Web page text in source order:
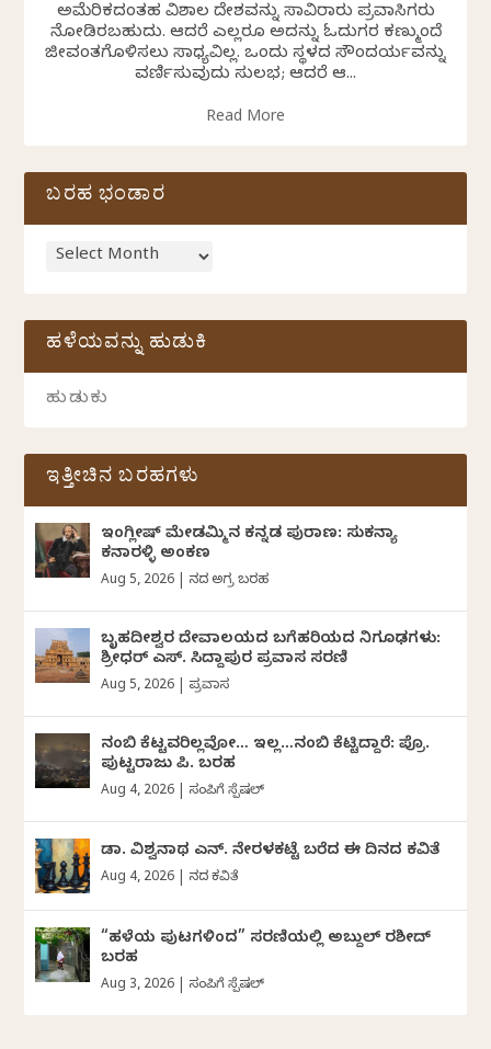
ಅಮೆರಿಕದಂತಹ ವಿಶಾಲ ದೇಶವನ್ನು ಸಾವಿರಾರು ಪ್ರವಾಸಿಗರು
ನೋಡಿರಬಹುದು. ಆದರೆ ಎಲ್ಲರೂ ಅದನ್ನು ಓದುಗರ ಕಣ್ಮುಂದೆ
ಜೀವಂತಗೊಳಿಸಲು ಸಾಧ್ಯವಿಲ್ಲ. ಒಂದು ಸ್ಥಳದ ಸೌಂದರ್ಯವನ್ನು
ವರ್ಣಿಸುವುದು ಸುಲಭ; ಆದರೆ ಆ...
Read More
ಬರಹ ಭಂಡಾರ
ಹಳೆಯವನ್ನು ಹುಡುಕಿ
ಇತ್ತೀಚಿನ ಬರಹಗಳು
ಇಂಗ್ಲೀಷ್ ಮೇಡಮ್ಮಿನ ಕನ್ನಡ ಪುರಾಣ: ಸುಕನ್ಯಾ
ಕನಾರಳ್ಳಿ ಅಂಕಣ
Aug 5, 2026 ದಿನದ ಅಗ್ರ ಬರಹ
ಬೃಹದೀಶ್ವರ ದೇವಾಲಯದ ಬಗೆಹರಿಯದ ನಿಗೂಢಗಳು:
ಶ್ರೀಧರ್‌ ಎಸ್.‌ ಸಿದ್ದಾಪುರ ಪ್ರವಾಸ ಸರಣಿ
Aug 5, 2026 ಪ್ರವಾಸ
ನಂಬಿ ಕೆಟ್ಟವರಿಲ್ಲವೋ… ಇಲ್ಲ…ನಂಬಿ ಕೆಟ್ಟಿದ್ದಾರೆ: ಪ್ರೊ.
ಪುಟ್ಟರಾಜು ಪಿ. ಬರಹ
Aug 4, 2026 ಸಂಪಿಗೆ ಸ್ಪೆಷಲ್
ಡಾ. ವಿಶ್ವನಾಥ ಎನ್.‌ ನೇರಳಕಟ್ಟೆ ಬರೆದ ಈ ದಿನದ ಕವಿತೆ
Aug 4, 2026 ದಿನದ ಕವಿತೆ
“ಹಳೆಯ ಪುಟಗಳಿಂದ” ಸರಣಿಯಲ್ಲಿ ಅಬ್ದುಲ್‌ ರಶೀದ್‌
ಬರಹ
Aug 3, 2026 ಸಂಪಿಗೆ ಸ್ಪೆಷಲ್